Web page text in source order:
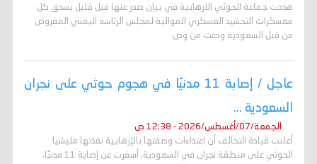
هددت جماعة الحوثي الارهابية في بيان صدر عنها قبل قليل بسحق كل
معسكرات التحشيد العسكري الموالية لمجلس الرئاسة اليمني المفروض
من قبل السعودية ودعت من وص
عاجل / إصابة 11 مدنيًا في هجوم حوثي على نجران
السعودية ...
الجمعة/07/أغسطس/2026 - 12:38 ص
أعلنت قيادة التحالف أن اعتداءات وصفتها بالإرهابية نفذتها مليشيا
الحوثي على منطقة نجران في السعودية، أسفرت عن إصابة 11 مدنيًا،